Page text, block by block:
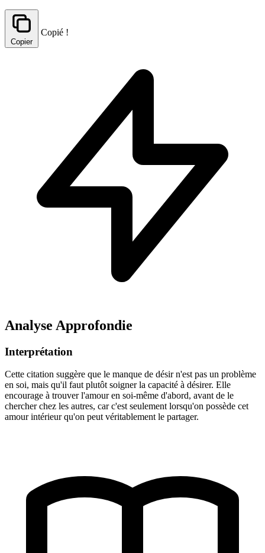
Copier
Copié !
Analyse Approfondie
Interprétation
Cette citation suggère que le manque de désir n'est pas un problème
en soi, mais qu'il faut plutôt soigner la capacité à désirer. Elle
encourage à trouver l'amour en soi-même d'abord, avant de le
chercher chez les autres, car c'est seulement lorsqu'on possède cet
amour intérieur qu'on peut véritablement le partager.